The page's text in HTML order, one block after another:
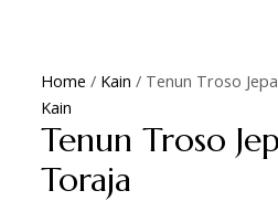
Home / Kain / Tenun Troso
Kain
Tenun Troso
Toraja